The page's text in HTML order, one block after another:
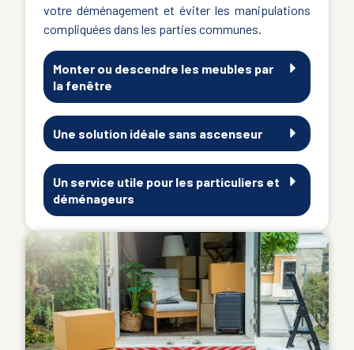
votre déménagement et éviter les manipulations
compliquées dans les parties communes.
Monter ou descendre les meubles par
la fenêtre
Une solution idéale sans ascenseur
Un service utile pour les particuliers et
déménageurs